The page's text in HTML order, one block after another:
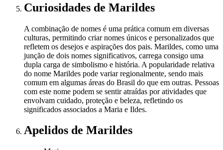
Curiosidades de Marildes
A combinação de nomes é uma prática comum em diversas
culturas, permitindo criar nomes únicos e personalizados que
refletem os desejos e aspirações dos pais. Marildes, como uma
junção de dois nomes significativos, carrega consigo uma
dupla carga de simbolismo e história. A popularidade relativa
do nome Marildes pode variar regionalmente, sendo mais
comum em algumas áreas do Brasil do que em outras. Pessoas
com este nome podem se sentir atraídas por atividades que
envolvam cuidado, proteção e beleza, refletindo os
significados associados a Maria e Ildes.
Apelidos de Marildes